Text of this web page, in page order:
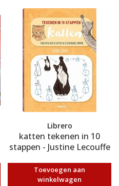
Librero
katten tekenen in 10
stappen - Justine Lecouffe
Toevoegen aan
winkelwagen